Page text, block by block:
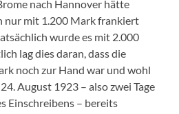
nach Hannover hätte
nur mit 1.200 Mark frankiert
wurde es mit 2.000
lag dies daran, dass die
noch zur Hand war und wohl
August 1923 – also zwei Tage
Einschreibens – bereits